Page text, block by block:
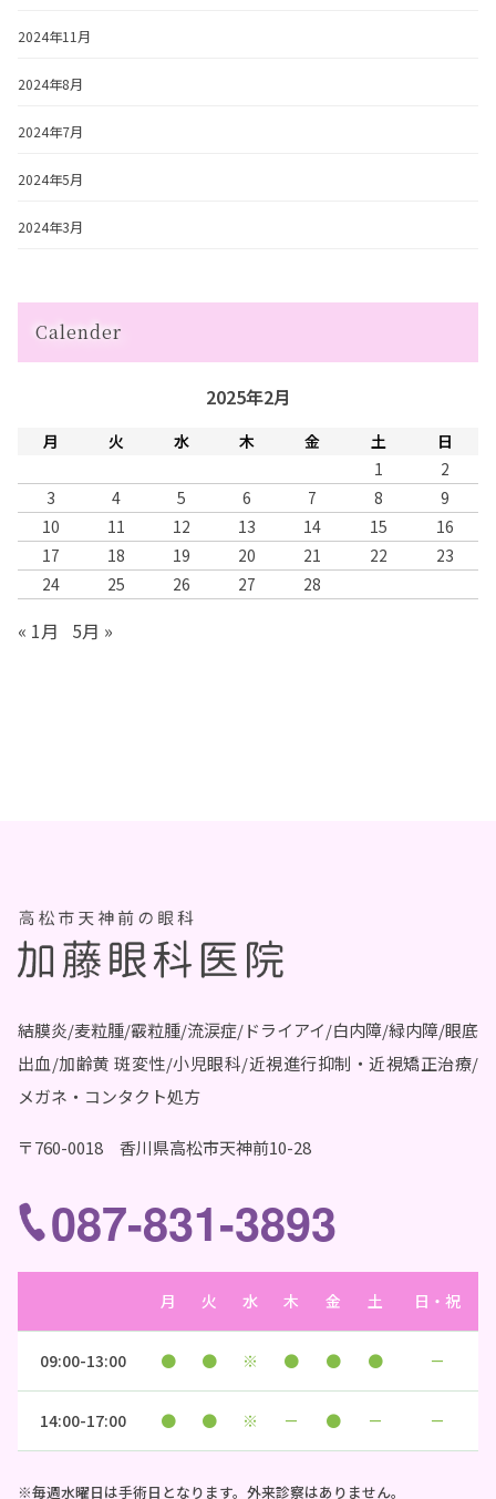
2024年11月
2024年8月
2024年7月
2024年5月
2024年3月
Calender
2025年2月
月 火 水 木 金 土
日
1
2
3
4 5 6 7 8
9
10
11 12 13 14 15
16
17
18 19 20 21 22
23
24
25 26 27 28
« 1月 5月 »
結膜炎/麦粒腫/霰粒腫/流涙症/ドライアイ/白内障/緑内障/眼底
出血/加齢黄 斑変性/小児眼科/近視進行抑制・近視矯正治療/
メガネ・コンタクト処方
〒760-0018 香川県高松市天神前10-28
087-831-3893
月 火 水 木 金 土 日・祝
09:00-13:00 ● ● ※ ● ● ● －
14:00-17:00 ● ● ※ － ● － －
※毎週水曜日は手術日となります。外来診察はありません。